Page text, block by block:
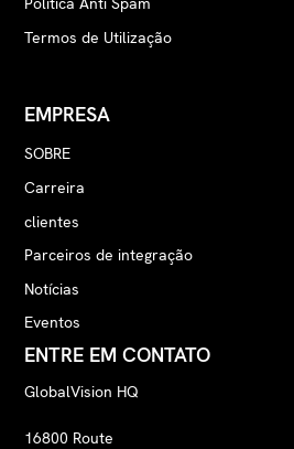
Termos de Utilização
EMPRESA
SOBRE
Carreira
clientes
Parceiros de integração
Notícias
Eventos
ENTRE EM CONTATO
GlobalVision HQ
16800 Route